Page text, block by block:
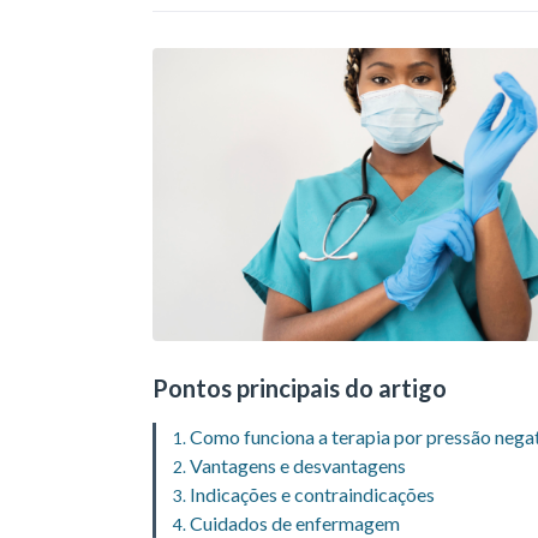
Pontos principais do artigo
Como funciona a terapia por pressão
Vantagens e desvantagens
Indicações e contraindicações
Cuidados de enfermagem